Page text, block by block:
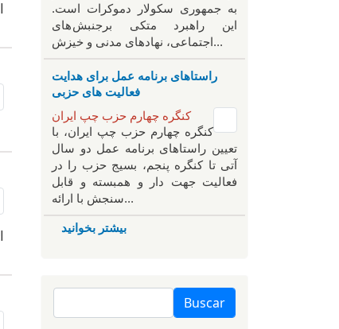
به جمهوری سکولار دموکرات است.
این راهبرد متکی برجنبش های
اجتماعی، نهادهای مدنی و خیزش‌...
راستاهای برنامه عمل برای هدایت
فعالیت های حزبی
کنگره چهارم حزب چپ ایران
کنگره چهارم حزب چپ ایران، با
تعیین راستاهای برنامه عمل دو سال
آتی تا کنگره پنجم، بسیج حزب را در
فعالیت جهت دار و همبسته و قابل
سنجش با ارائه...
بیشتر بخوانید
Buscar